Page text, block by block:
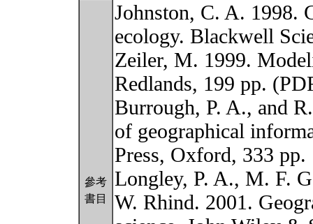
參考
書目
Johnston, C. A. 1998.
ecology. Blackwell
Zeiler, M. 1999.
Redlands, 199 pp.
Burrough, P. A., and
of geographical
Press, Oxford, 333 pp.
Longley, P. A., M. F.
W. Rhind. 2001.